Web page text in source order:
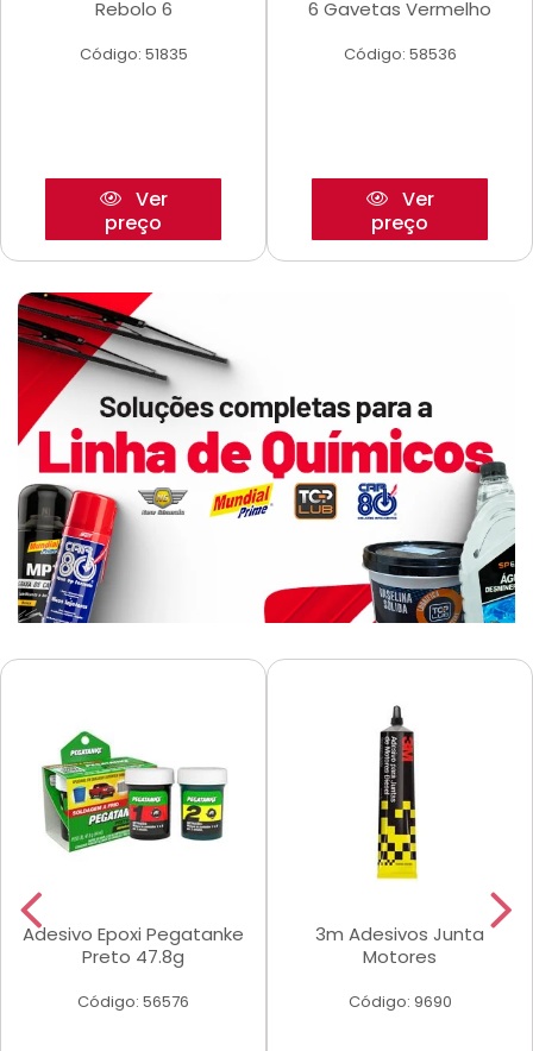
Rebolo 6
Código: 51835
Ver
preço
6 Gavetas Vermelho
Código: 58536
Ver
preço
Adesivo Epoxi Pegatanke
Preto 47.8g
Código: 56576
3m Adesivos Junta
Motores
Código: 9690